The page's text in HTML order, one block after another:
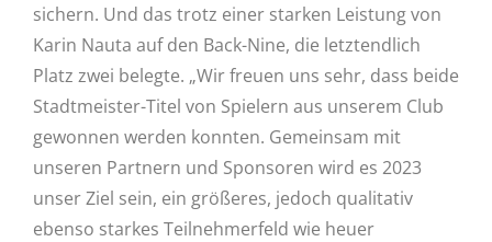
sichern. Und das trotz einer starken Leistung von
Karin Nauta auf den Back-Nine, die letztendlich
Platz zwei belegte. „Wir freuen uns sehr, dass beide
Stadtmeister-Titel von Spielern aus unserem Club
gewonnen werden konnten. Gemeinsam mit
unseren Partnern und Sponsoren wird es 2023
unser Ziel sein, ein größeres, jedoch qualitativ
ebenso starkes Teilnehmerfeld wie heuer